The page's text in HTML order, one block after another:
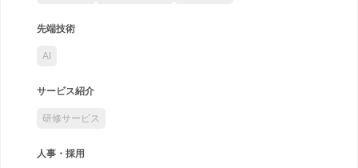
先端技術
AI
サービス紹介
研修サービス
人事・採用